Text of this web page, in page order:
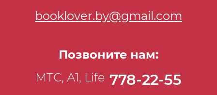
booklover.by@gmail.com
Позвоните нам:
МТС, А1, Life 778-22-55